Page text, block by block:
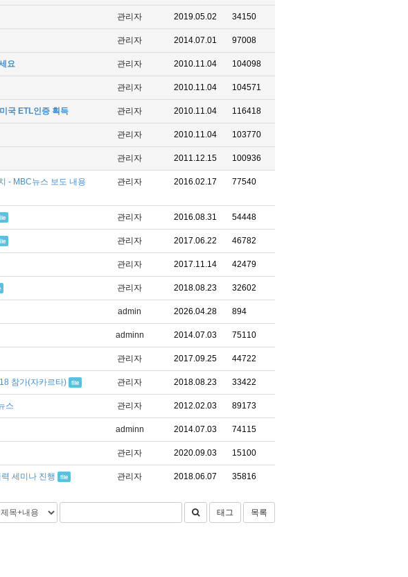
관리자 2019.05.02 34150
관리자 2014.07.01 97008
요 관리자 2010.11.04 104098
관리자 2010.11.04 104571
국 ETL인증 획득 관리자 2010.11.04 116418
관리자 2010.11.04 103770
관리자 2011.12.15 100936
- MBC뉴스 보도 내용 관리자 2016.02.17 77540
관리자 2016.08.31 54448
관리자 2017.06.22 46782
관리자 2017.11.14 42479
관리자 2018.08.23 32602
admin 2026.04.28 894
adminn 2014.07.03 75110
관리자 2017.09.25 44722
참가(자카르타) file 관리자 2018.08.23 33422
스 관리자 2012.02.03 89173
adminn 2014.07.03 74115
관리자 2020.09.03 15100
세미나 진행 file 관리자 2018.06.07 35816
태그 목록